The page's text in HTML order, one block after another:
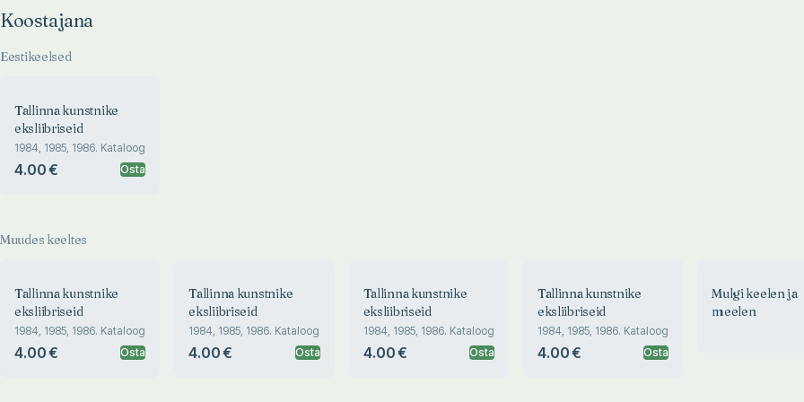
Koostajana
Eestikeelsed
Tallinna kunstnike
eksliibriseid
1984, 1985, 1986. Kataloog
4.00 € Osta
Muudes keeltes
Tallinna kunstnike
eksliibriseid
1984, 1985, 1986. Kataloog
4.00 € Osta
Tallinna kunstnike
eksliibriseid
1984, 1985, 1986. Kataloog
4.00 € Osta
Tallinna kunstnike
eksliibriseid
1984, 1985, 1986. Kataloog
4.00 € Osta
Tallinna kunstnike
eksliibriseid
1984, 1985, 1986. Kataloog
4.00 € Osta
Mulgi keelen ja
meelen